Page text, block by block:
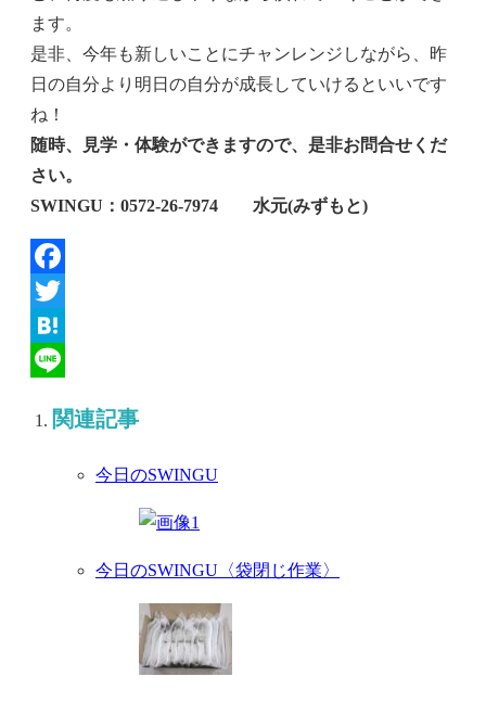
ます。
是非、今年も新しいことにチャンレンジしながら、昨
日の自分より明日の自分が成長していけるといいです
ね！
随時、見学・体験ができますので、是非お問合せくだ
さい。
SWINGU：0572‐26‐7974 水元(みずもと)
Facebook
Twitter
Hatena
関連記事
今日のSWINGU
今日のSWINGU〈袋閉じ作業〉